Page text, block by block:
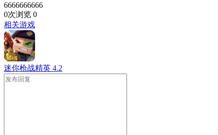
6666666666
0次浏览 0
相关游戏
迷你枪战精英 4.2